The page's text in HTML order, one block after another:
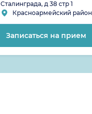
Сталинграда, д 38 стр 1
Красноармейский район
Записаться на прием